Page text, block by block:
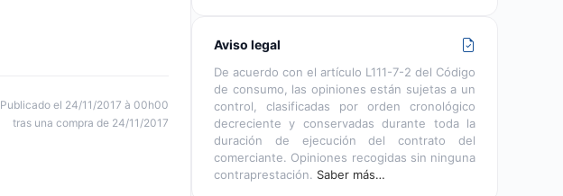
Publicado el 24/11/2017 à 00h00
tras una compra de 24/11/2017
Aviso legal
De acuerdo con el artículo L111-7-2 del Código
de consumo, las opiniones están sujetas a un
control, clasificadas por orden cronológico
decreciente y conservadas durante toda la
duración de ejecución del contrato del
comerciante. Opiniones recogidas sin ninguna
contraprestación. Saber más…